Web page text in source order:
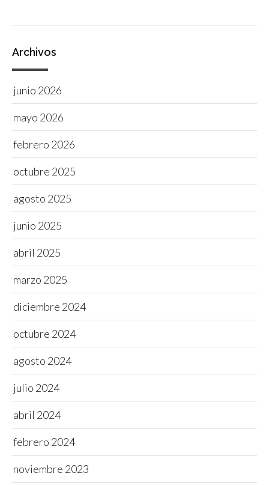
Archivos
junio 2026
mayo 2026
febrero 2026
octubre 2025
agosto 2025
junio 2025
abril 2025
marzo 2025
diciembre 2024
octubre 2024
agosto 2024
julio 2024
abril 2024
febrero 2024
noviembre 2023